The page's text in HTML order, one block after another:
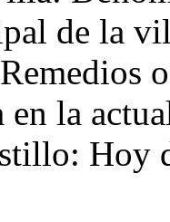
de la
en la
Hoy